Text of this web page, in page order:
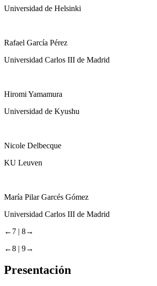
Universidad de Helsinki
Rafael García Pérez
Universidad Carlos III de Madrid
Hiromi Yamamura
Universidad de Kyushu
Nicole Delbecque
KU Leuven
María Pilar Garcés Gómez
Universidad Carlos III de Madrid
←7 | 8→
←8 | 9→
Presentación